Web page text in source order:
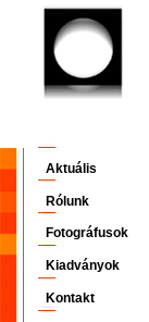
Aktuális
Rólunk
Fotográfusok
Kiadványok
Kontakt